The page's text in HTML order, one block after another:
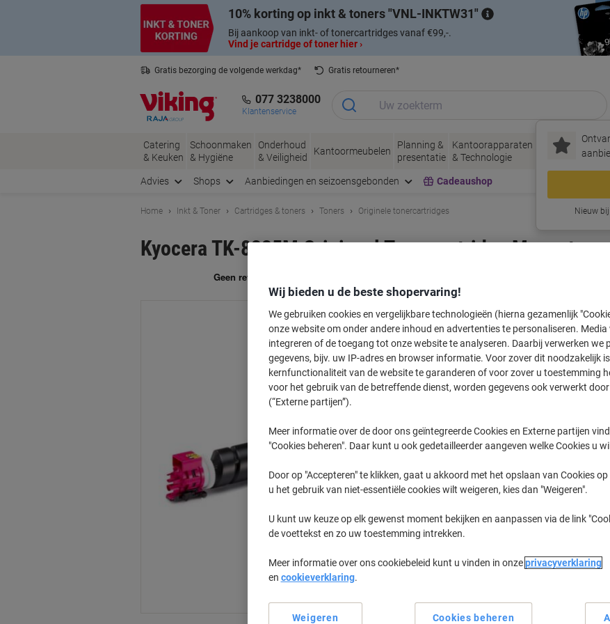
10% korting op inkt & toners VNL-INKTW31
Bij aankoop van inkt- of tonercartridges vanaf €99,-.
Vind je cartridge of toner hier ›
Gratis bezorging de volgende werkdag*
Gratis retourneren*
077 3238000
Klantenservice
Nieuw
Catering
& Keuken
Schoonmaken
& Hygiëne
Onderhoud
& Veiligheid
Kantoormeubelen
Planning &
presentatie
Kantoorapparaten
& Technologie
Inkt &
Toner
Papier,
&
Advies Shops Aanbiedingen en seizoensgebonden Cadeaushop
Home Inkt & Toner Cartridges & toners Toners Originele tonercartridges
Kyocera TK-8335M Origineel Tonercartridge Magenta
€ 129,99 Stuk
€ 157,29 Incl. btw
Momenteel op voorraad
Verzonden door externe
Aan een lijst toevoegen
Bezorginformatie
Wij bieden u de beste shopervaring!
We gebruiken cookies en vergelijkbare technologieën (hierna gezamenlijk
onze website om onder andere inhoud en advertenties te personaliseren. Media
integreren of de toegang tot onze website te analyseren. Daarbij verwerken we
gegevens, bijv. uw IP-adres en browser informatie. Voor zover dit noodzakelijk
kernfunctionaliteit van de website te garanderen of voor zover u toestemming
voor het gebruik van de betreffende dienst, worden gegevens ook verwerkt
(“Externe partijen”).
Meer informatie over de door ons geïntegreerde Cookies en Externe partijen
"Cookies beheren". Daar kunt u ook gedetailleerder aangeven welke Cookies u
Door op "Accepteren" te klikken, gaat u akkoord met het opslaan van Cookies
u het gebruik van niet-essentiële cookies wilt weigeren, kies dan "Weigeren".
U kunt uw keuze op elk gewenst moment bekijken en aanpassen via de link
de voettekst en zo uw toestemming intrekken.
Meer informatie over ons cookiebeleid kunt u vinden in onzeprivacyverklaring
en cookieverklaring.
Cookies beheren
Weigeren